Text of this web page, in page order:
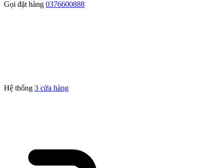
Gọi đặt hàng 0376600888
Hệ thống 3 cửa hàng